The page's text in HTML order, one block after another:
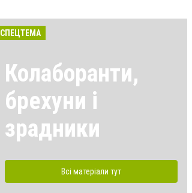
СПЕЦТЕМА
Колаборанти,
брехуни і
зрадники
Всі матеріали тут